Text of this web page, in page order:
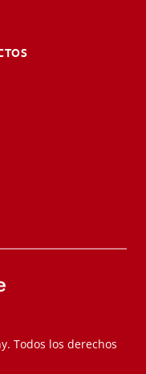
Todos los derechos